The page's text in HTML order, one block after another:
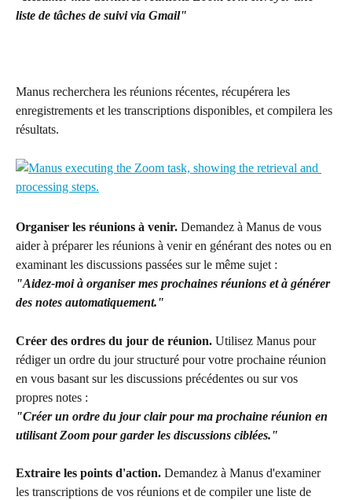
liste de tâches de suivi via Gmail"
Manus recherchera les réunions récentes, récupérera les
enregistrements et les transcriptions disponibles, et compilera les
résultats.
Organiser les réunions à venir. Demandez à Manus de vous
aider à préparer les réunions à venir en générant des notes ou en
examinant les discussions passées sur le même sujet :
"Aidez-moi à organiser mes prochaines réunions et à générer
des notes automatiquement."
Créer des ordres du jour de réunion. Utilisez Manus pour
rédiger un ordre du jour structuré pour votre prochaine réunion
en vous basant sur les discussions précédentes ou sur vos
propres notes :
"Créer un ordre du jour clair pour ma prochaine réunion en
utilisant Zoom pour garder les discussions ciblées."
Extraire les points d'action. Demandez à Manus d'examiner
les transcriptions de vos réunions et de compiler une liste de